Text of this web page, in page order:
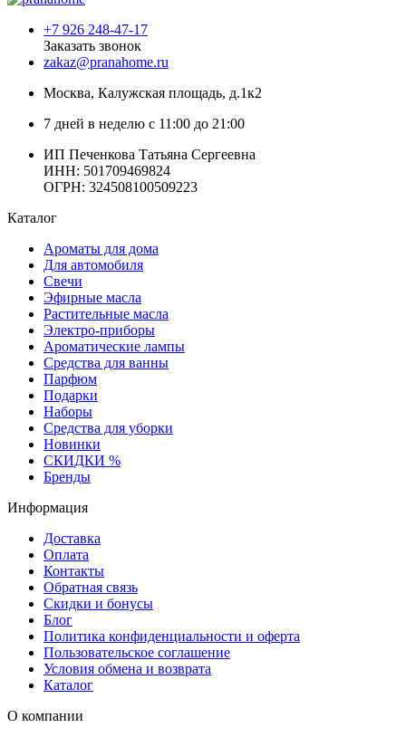
+7 926 248-47-17
Заказать звонок
zakaz@pranahome.ru
Москва, Калужская площадь, д.1к2
7 дней в неделю с 11:00 до 21:00
ИП Печенкова Татьяна Сергеевна
ИНН: 501709469824
ОГРН: 324508100509223
Каталог
Ароматы для дома
Для автомобиля
Свечи
Эфирные масла
Растительные масла
Электро-приборы
Ароматические лампы
Средства для ванны
Парфюм
Подарки
Наборы
Средства для уборки
Новинки
СКИДКИ %
Бренды
Информация
Доставка
Оплата
Контакты
Обратная связь
Скидки и бонусы
Блог
Политика конфиденциальности и оферта
Пользовательское соглашение
Условия обмена и возврата
Каталог
О компании